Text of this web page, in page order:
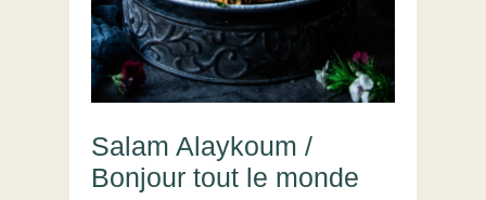
Salam Alaykoum /
Bonjour tout le monde